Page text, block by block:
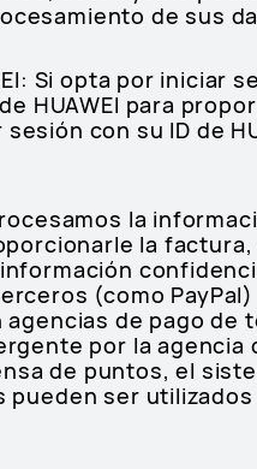
de sus
Si opta por iniciar
HUAWEI para
con su ID de
la
la
(como
de pago
por la
de puntos, el
pueden ser